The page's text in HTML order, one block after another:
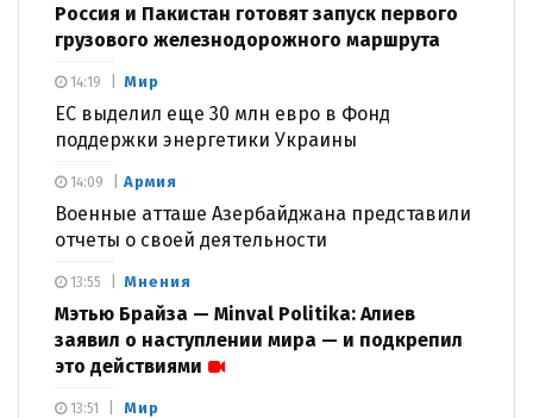
Россия и Пакистан готовят запуск первого
грузового железнодорожного маршрута
Мир
ЕС выделил еще 30 млн евро в Фонд
поддержки энергетики Украины
14:19
Армия
Военные атташе Азербайджана представили
отчеты о своей деятельности
14:09
Мнения
Мэтью Брайза — Minval Politika: Алиев
заявил о наступлении мира — и подкрепил
это действиями
13:55
Мир
13:51